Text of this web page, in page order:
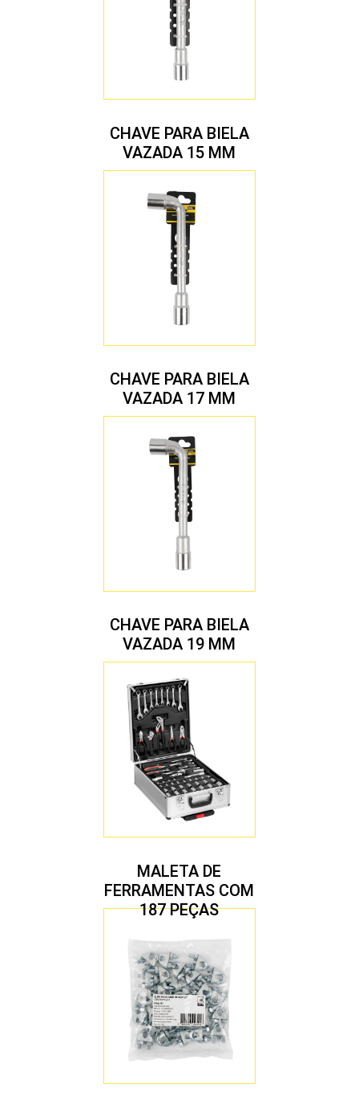
CHAVE PARA BIELA
VAZADA 15 MM
CHAVE PARA BIELA
VAZADA 17 MM
CHAVE PARA BIELA
VAZADA 19 MM
MALETA DE
FERRAMENTAS COM
187 PEÇAS